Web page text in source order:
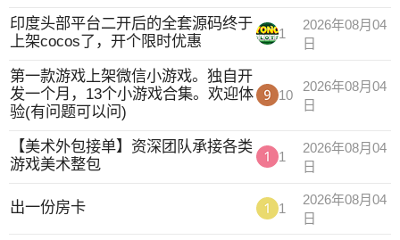
印度头部平台二开后的全套源码终于
上架cocos了，开个限时优惠
1
2026年08月04
日
第一款游戏上架微信小游戏。独自开
发一个月，13个小游戏合集。欢迎体
验(有问题可以问)
10
2026年08月04
日
【美术外包接单】资深团队承接各类
游戏美术整包
1
2026年08月04
日
出一份房卡 1
2026年08月04
日